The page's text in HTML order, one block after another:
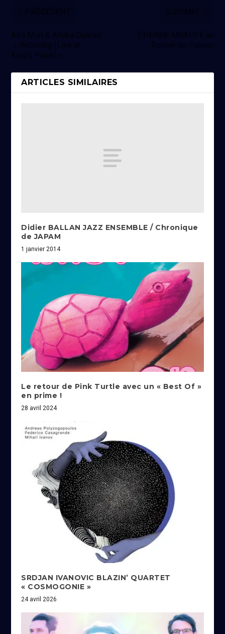
Alfa Mist & Amika Quartet
» Recurring (Live at
King’s Place) «
ÉTIENNE MBAPPÉ au
Rocher de Palmer
ARTICLES SIMILAIRES
Didier BALLAN JAZZ ENSEMBLE / Chronique
de JAPAM
1 janvier 2014
Le retour de Pink Turtle avec un « Best Of »
en prime !
28 avril 2024
SRDJAN IVANOVIC BLAZIN’ QUARTET
« COSMOGONIE »
24 avril 2026